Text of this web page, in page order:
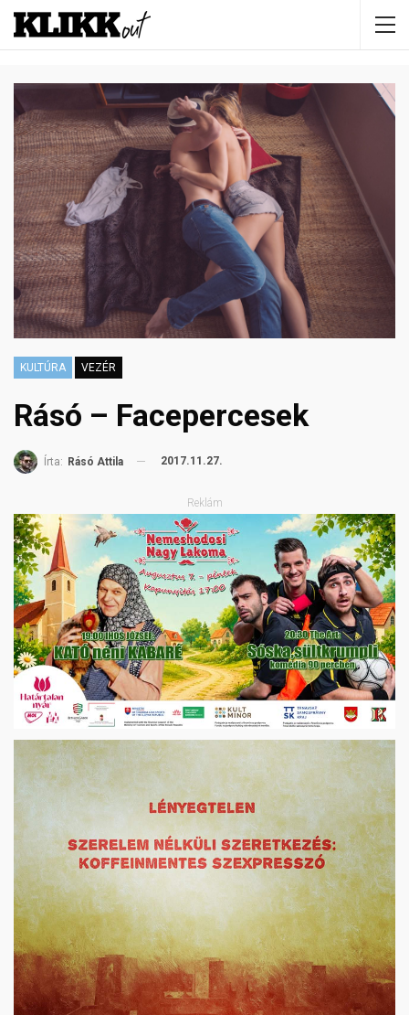
KULTÚRA VEZÉR
Rásó – Facepercesek
Írta: Rásó Attila 2017.11.27.
Reklám